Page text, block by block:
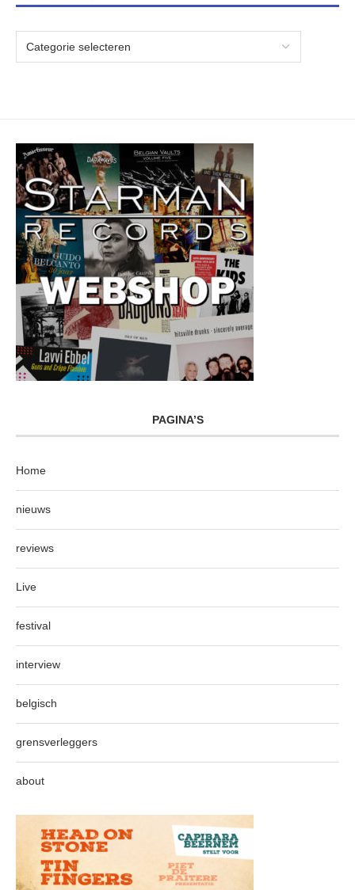
PAGINA’S
Home
nieuws
reviews
Live
festival
interview
belgisch
grensverleggers
about